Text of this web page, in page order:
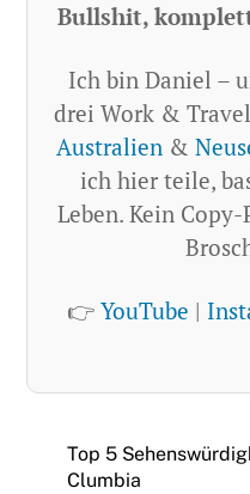
Bullshit,
Ich bin Daniel –
drei Work &
Australien &
ich hier teile,
Leben. Kein
👉YouTube |
Top 5
Clumbia